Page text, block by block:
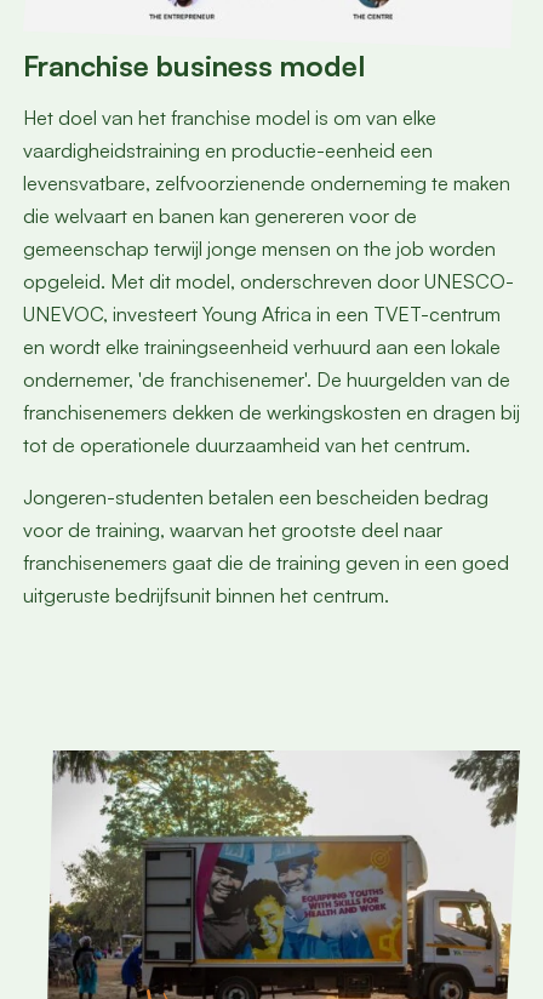
Franchise business model
Het doel van het franchise model is om van elke
vaardigheidstraining en productie-eenheid een
levensvatbare, zelfvoorzienende onderneming te maken
die welvaart en banen kan genereren voor de
gemeenschap terwijl jonge mensen on the job worden
opgeleid. Met dit model, onderschreven door UNESCO-
UNEVOC, investeert Young Africa in een TVET-centrum
en wordt elke trainingseenheid verhuurd aan een lokale
ondernemer, 'de franchisenemer'. De huurgelden van de
franchisenemers dekken de werkingskosten en dragen bij
tot de operationele duurzaamheid van het centrum.
Jongeren-studenten betalen een bescheiden bedrag
voor de training, waarvan het grootste deel naar
franchisenemers gaat die de training geven in een goed
uitgeruste bedrijfsunit binnen het centrum.